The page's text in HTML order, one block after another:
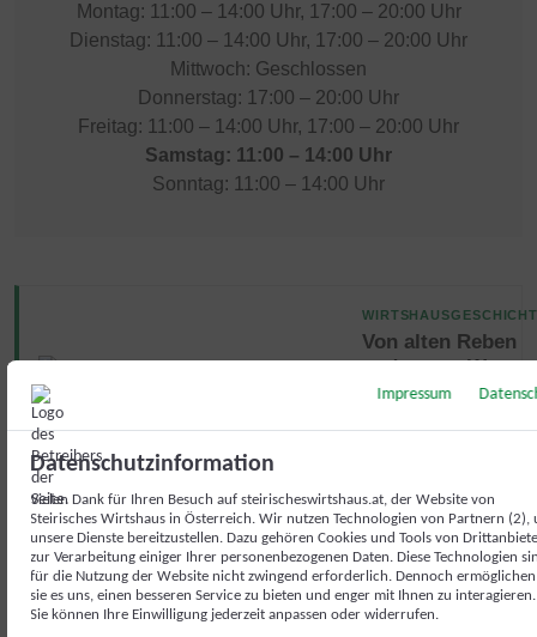
Montag: 11:00 – 14:00 Uhr, 17:00 – 20:00 Uhr
Dienstag: 11:00 – 14:00 Uhr, 17:00 – 20:00 Uhr
Mittwoch: Geschlossen
Donnerstag: 17:00 – 20:00 Uhr
Freitag: 11:00 – 14:00 Uhr, 17:00 – 20:00 Uhr
Samstag: 11:00 – 14:00 Uhr
Sonntag: 11:00 – 14:00 Uhr
Von alten Reben
und neuen Wegen
Erfahre mehr über
Ausstattung
Sitzplätze Innen: 150 Sitzplätze Außen: 30
Impressum
Datenschutzinformation
Vielen Dank für Ihren Besuch auf steirischeswirtshaus.at, der Website von
Steirisches Wirtshaus in Österreich. Wir nutzen Technologien von Partnern (2),
unsere Dienste bereitzustellen. Dazu gehören Cookies und Tools von
zur Verarbeitung einiger Ihrer personenbezogenen Daten. Diese Technologien
für die Nutzung der Website nicht zwingend erforderlich. Dennoch ermöglichen
sie es uns, einen besseren Service zu bieten und enger mit Ihnen zu interagieren.
Sie können Ihre Einwilligung jederzeit anpassen oder widerrufen.